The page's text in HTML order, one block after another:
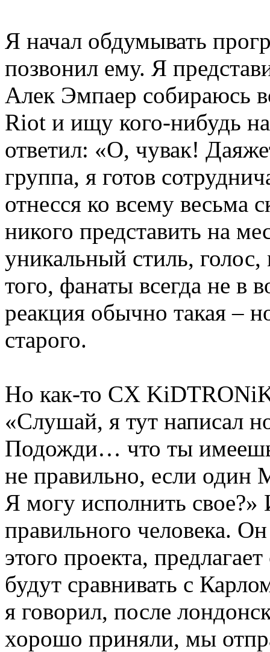
Я начал обдумывать
позвонил ему. Я
Алек Эмпаер собираюсь
Riot и ищу кого-нибудь
ответил: «О, чувак!
группа, я готов
отнесся ко всему весьма
никого представить на
уникальный стиль,
того, фанаты всегда не в
реакция обычно такая –
старого.
Но как-то CX
«Слушай, я тут написал
Подожди… что ты
не правильно, если один
Я могу исполнить
правильного человека.
этого проекта,
будут сравнивать с
я говорил, после
хорошо приняли, мы